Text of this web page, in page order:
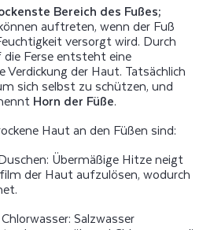
Bereich des Fußes;
auftreten, wenn der Fuß
versorgt wird. Durch
Ferse entsteht eine
Verdickung der Haut. Tatsächlich
sich selbst zu schützen, und
Horn der Füße.
Haut an den Füßen sind:
Übermäßige Hitze neigt
der Haut aufzulösen, wodurch
Salzwasser